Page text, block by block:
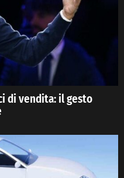
di vendita: il gesto